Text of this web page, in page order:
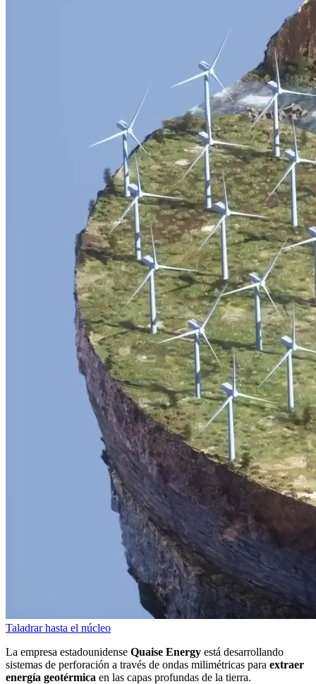
Taladrar hasta el núcleo
La empresa estadounidense Quaise Energy está desarrollando
sistemas de perforación a través de ondas milimétricas para extraer
energía geotérmica en las capas profundas de la tierra.